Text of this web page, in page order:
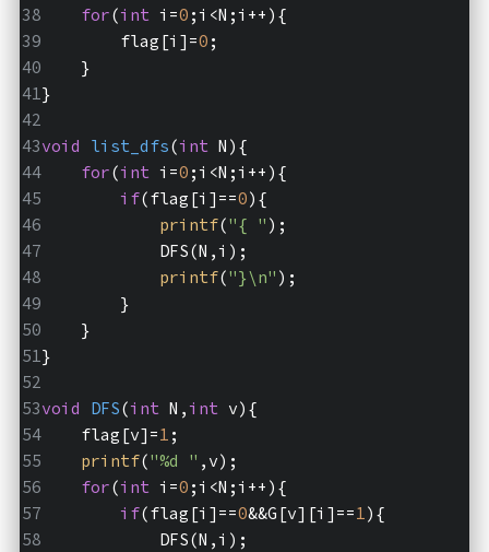
for(int i=0 ;i<N;i++){
        flag[i]=
0 ;
    }
}
void list_dfs(int N) {
for(int i=0 ;i<N;i++){
if(flag[i]==0){
printf("{ " );
            DFS(N,i);
printf("}\n" );
        }
    }
}
void DFS(int N, int v) {
    flag[v]=
1 ;
printf("%d " ,v);
for(int i=0 ;i<N;i++){
if(flag[i]==0&&G[v][i]==1){
            DFS(N,i);